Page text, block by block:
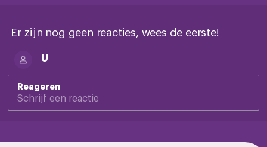
Er zijn nog geen reacties, wees de eerste!
U
Reageren